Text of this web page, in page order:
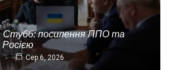
Стубб: посилення ППО та
Сер 6, 2026